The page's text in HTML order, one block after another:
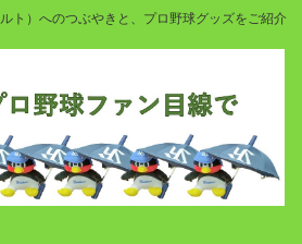
ト）へのつぶやきと、プロ野球グッズをご紹介